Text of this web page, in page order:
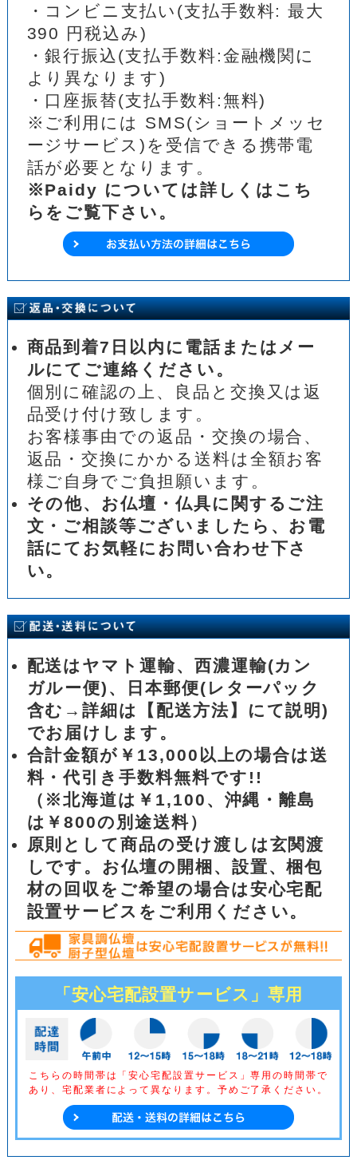
・コンビニ支払い(支払手数料: 最大
390 円税込み)
・銀行振込(支払手数料:金融機関に
より異なります)
・口座振替(支払手数料:無料)
※ご利用には SMS(ショートメッセ
ージサービス)を受信できる携帯電
話が必要となります。
※Paidy については詳しくはこち
らをご覧下さい。
商品到着7日以内に電話またはメー
ルにてご連絡ください。
個別に確認の上、良品と交換又は返
品受け付け致します。
お客様事由での返品・交換の場合、
返品・交換にかかる送料は全額お客
様ご自身でご負担願います。
その他、お仏壇・仏具に関するご注
文・ご相談等ございましたら、お電
話にてお気軽にお問い合わせ下さ
い。
配送はヤマト運輸、西濃運輸(カン
ガルー便)、日本郵便(レターパック
含む→詳細は【配送方法】にて説明)
でお届けします。
合計金額が￥13,000以上の場合は送
料・代引き手数料無料です!!
（※北海道は￥1,100、沖縄・離島
は￥800の別途送料）
原則として商品の受け渡しは玄関渡
しです。お仏壇の開梱、設置、梱包
材の回収をご希望の場合は安心宅配
設置サービスをご利用ください。
「安心宅配設置サービス」専用
こちらの時間帯は「安心宅配設置サービス」専用の時間帯で
あり、 宅配業者によって異なります。予めご了承ください。